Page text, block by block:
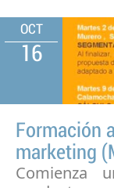
OCT
16
Formación
marketing
Comienza